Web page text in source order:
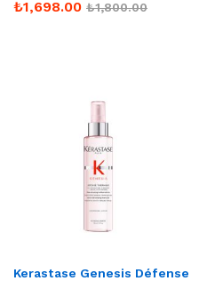
₺1,698.00 ₺1,800.00
Kerastase Genesis Défense